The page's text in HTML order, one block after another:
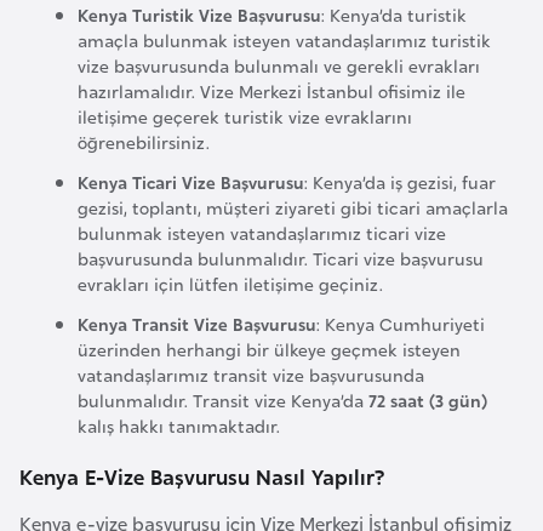
Kenya Turistik Vize Başvurusu: Kenya’da turistik
amaçla bulunmak isteyen vatandaşlarımız turistik
vize başvurusunda bulunmalı ve gerekli evrakları
hazırlamalıdır. Vize Merkezi İstanbul ofisimiz ile
iletişime geçerek turistik vize evraklarını
öğrenebilirsiniz.
Kenya Ticari Vize Başvurusu: Kenya’da iş gezisi, fuar
gezisi, toplantı, müşteri ziyareti gibi ticari amaçlarla
bulunmak isteyen vatandaşlarımız ticari vize
başvurusunda bulunmalıdır. Ticari vize başvurusu
evrakları için lütfen iletişime geçiniz.
Kenya Transit Vize Başvurusu: Kenya Cumhuriyeti
üzerinden herhangi bir ülkeye geçmek isteyen
vatandaşlarımız transit vize başvurusunda
bulunmalıdır. Transit vize Kenya’da72 saat (3 gün)
kalış hakkı tanımaktadır.
Kenya E-Vize Başvurusu Nasıl Yapılır?
Kenya e-vize başvurusu için Vize Merkezi İstanbul ofisimiz
n
a